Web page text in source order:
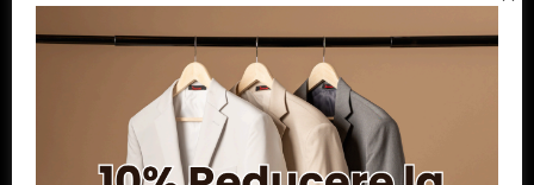
Facebook
TwitterYouTube
Informatii